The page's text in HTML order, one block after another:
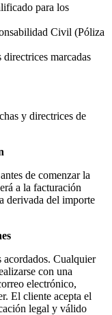
para los
Civil (Póliza
marcadas
y directrices de
de comenzar la
a la facturación
derivada del importe
acordados. Cualquier
con una
electrónico,
El cliente acepta el
legal y válido